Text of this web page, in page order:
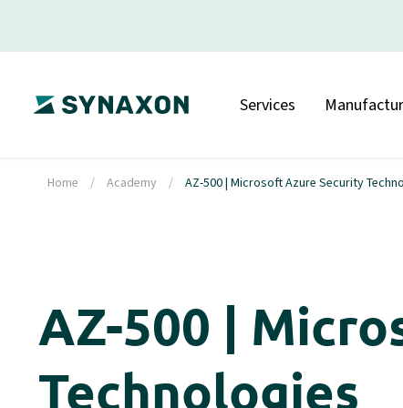
Services
Home / Academy / AZ-500 | Microsoft Azure Security
AZ-500 |
Technologies